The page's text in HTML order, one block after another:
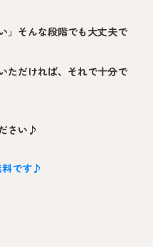
」そんな段階でも大丈夫で
ただければ、それで十分で
さい♪
料です♪